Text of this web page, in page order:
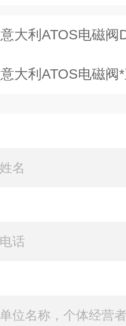
意大利ATOS电磁阀
意大利ATOS电磁阀